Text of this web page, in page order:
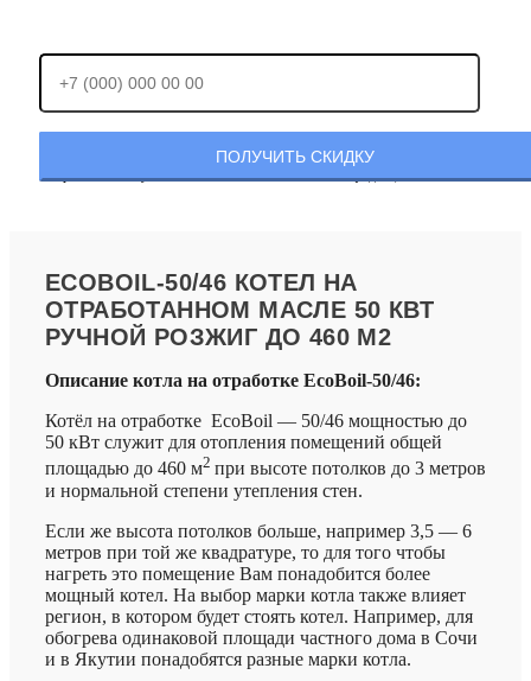
Отправляя заявку, Вы соглашаетесь сполитикой конфиденциальности.
ECOBOIL-50/46 КОТЕЛ НА
ОТРАБОТАННОМ МАСЛЕ 50 КВТ
РУЧНОЙ РОЗЖИГ ДО 460 М2
Описание котла на отработке EcoBoil-50/46:
Котёл на отработке EcoBoil — 50/46 мощностью до
50 кВт служит для отопления помещений общей
площадью до 460 м2 при высоте потолков до 3 метров
и нормальной степени утепления стен.
Если же высота потолков больше, например 3,5 — 6
метров при той же квадратуре, то для того чтобы
нагреть это помещение Вам понадобится более
мощный котел. На выбор марки котла также влияет
регион, в котором будет стоять котел. Например, для
обогрева одинаковой площади частного дома в Сочи
и в Якутии понадобятся разные марки котла.